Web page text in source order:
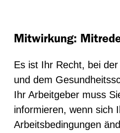
Mitwirkung:
Es ist Ihr Recht, bei
und dem
Ihr Arbeitgeber muss
informieren, wenn sich
Arbeitsbedingungen